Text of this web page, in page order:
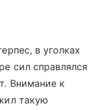
в уголках
сил справлялся
Внимание к
такую